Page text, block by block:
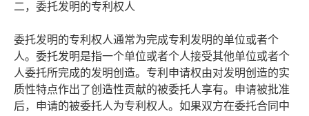
二，委托发明的专利权人
委托发明的专利权人通常为完成专利发明的单位或者个
人。委托发明是指一个单位或者个人接受其他单位或者个
人委托所完成的发明创造。专利申请权由对发明创造的实
质性特点作出了创造性贡献的被委托人享有。申请被批准
后，申请的被委托人为专利权人。如果双方在委托合同中